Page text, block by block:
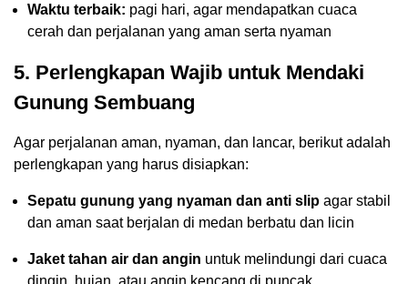
Waktu terbaik: pagi hari, agar mendapatkan cuaca
cerah dan perjalanan yang aman serta nyaman
5. Perlengkapan Wajib untuk Mendaki
Gunung Sembuang
Agar perjalanan aman, nyaman, dan lancar, berikut adalah
perlengkapan yang harus disiapkan:
Sepatu gunung yang nyaman dan anti slip agar stabil
dan aman saat berjalan di medan berbatu dan licin
Jaket tahan air dan angin untuk melindungi dari cuaca